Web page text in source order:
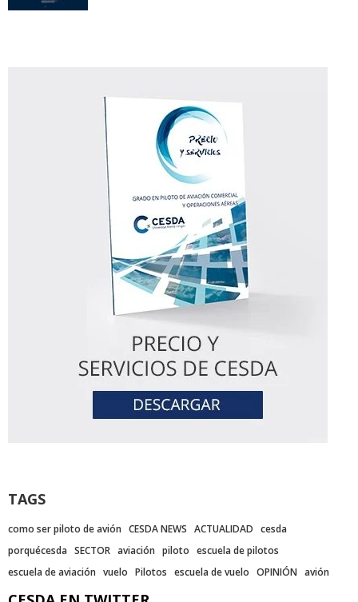
TAGS
como ser piloto de avión CESDA NEWS ACTUALIDAD cesda
porquécesda SECTOR aviación piloto escuela de pilotos
escuela de aviación vuelo Pilotos escuela de vuelo OPINIÓN avión